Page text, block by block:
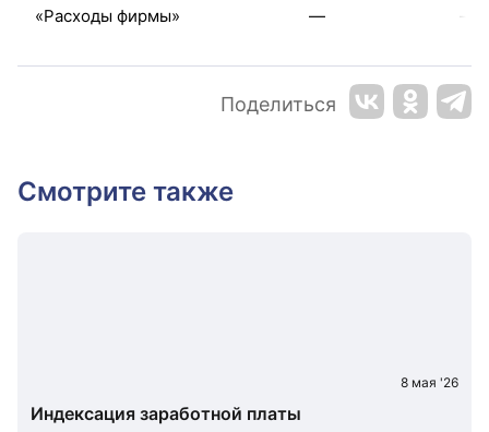
«Расходы фирмы» — —
Поделиться
Смотрите также
8 мая '26
Индексация заработной платы